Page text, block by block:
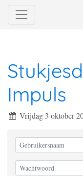
Impuls
Vrijdag 3 oktober